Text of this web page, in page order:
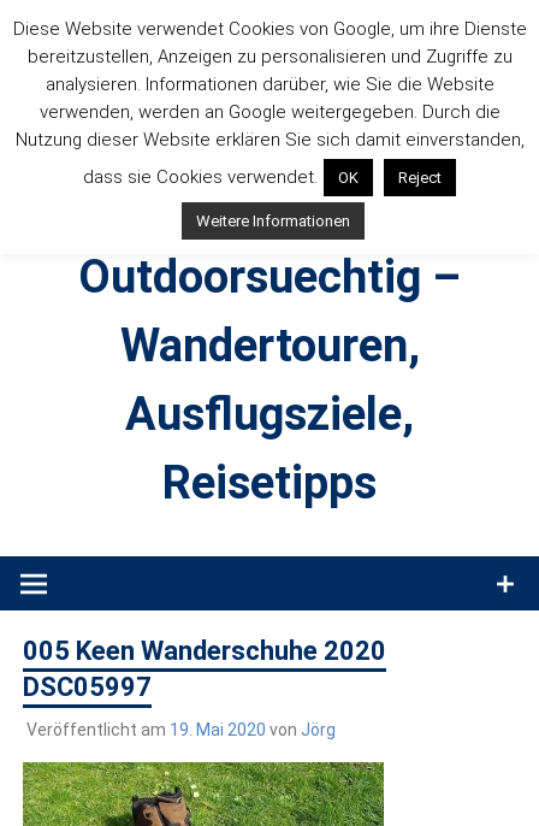
Inhalt
springen
Outdoorsuechtig –
Wandertouren,
Ausflugsziele,
Reisetipps
Produkttests und Buchrezensionen. Ein Blog für alle, die gern
005 Keen Wanderschuhe 2020
DSC05997
Veröffentlicht am 19. Mai 2020 von Jörg
Diese Website verwendet Cookies von Google, um ihre Dienste
bereitzustellen, Anzeigen zu personalisieren und Zugriffe zu
analysieren. Informationen darüber, wie Sie die Website
verwenden, werden an Google weitergegeben. Durch die
Nutzung dieser Website erklären Sie sich damit einverstanden,
dass sie Cookies verwendet.
OK Reject
Weitere Informationen